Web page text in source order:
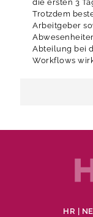
die ersten 3
Trotzdem
Arbeitgeber
Abteilung bei
Workflows
HR |